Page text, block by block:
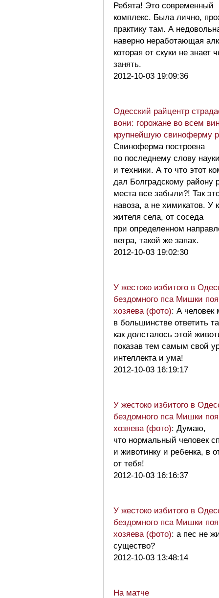
Ребята! Это современный
комплекс. Была лично,
практику там. А
наверно неработающая
которая от скуки не знает
занять.
2012-10-03 19:09:36
Одесский райцентр
вони: горожане во всем
крупнейшую свиноферму
Свиноферма построена
по последнему слову
и техники. А то что этот
дал Болградскому району
места все забыли?! Так
навоза, а не химикатов. У
жителя села, от соседа
при определенном
ветра, такой же запах.
2012-10-03 19:02:30
У жестоко избитого в
бездомного пса Мишки
хозяева (фото): А человек
в большинстве ответить
как долсталось этой
показав тем самым свой
интеллекта и ума!
2012-10-03 16:19:17
У жестоко избитого в
бездомного пса Мишки
хозяева (фото): Думаю,
что нормальный человек
и животинку и ребенка, в
от тебя!
2012-10-03 16:16:37
У жестоко избитого в
бездомного пса Мишки
хозяева (фото): а пес не
существо?
2012-10-03 13:48:14
На матче